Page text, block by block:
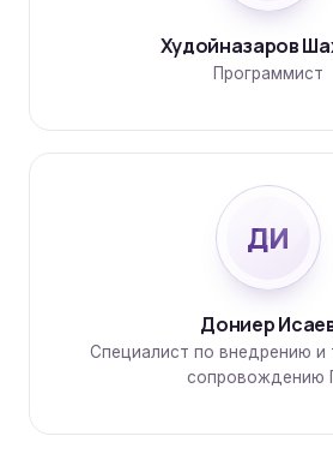
Худойназаров
Программист
ДИ
Дониер
Специалист по внедрению и
сопровождению